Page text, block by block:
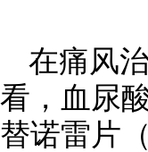
在痛风
看，血尿
替诺雷片